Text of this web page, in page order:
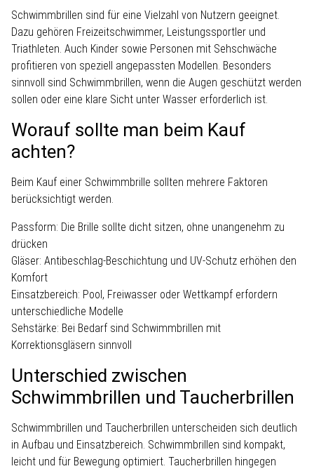
Schwimmbrillen sind für eine Vielzahl von Nutzern geeignet.
Dazu gehören Freizeitschwimmer, Leistungssportler und
Triathleten. Auch Kinder sowie Personen mit Sehschwäche
profitieren von speziell angepassten Modellen. Besonders
sinnvoll sind Schwimmbrillen, wenn die Augen geschützt werden
sollen oder eine klare Sicht unter Wasser erforderlich ist.
Worauf sollte man beim Kauf
achten?
Beim Kauf einer Schwimmbrille sollten mehrere Faktoren
berücksichtigt werden.
Passform: Die Brille sollte dicht sitzen, ohne unangenehm zu
drücken
Gläser: Antibeschlag-Beschichtung und UV-Schutz erhöhen den
Komfort
Einsatzbereich: Pool, Freiwasser oder Wettkampf erfordern
unterschiedliche Modelle
Sehstärke: Bei Bedarf sind Schwimmbrillen mit
Korrektionsgläsern sinnvoll
Unterschied zwischen
Schwimmbrillen und Taucherbrillen
Schwimmbrillen und Taucherbrillen unterscheiden sich deutlich
in Aufbau und Einsatzbereich. Schwimmbrillen sind kompakt,
leicht und für Bewegung optimiert. Taucherbrillen hingegen